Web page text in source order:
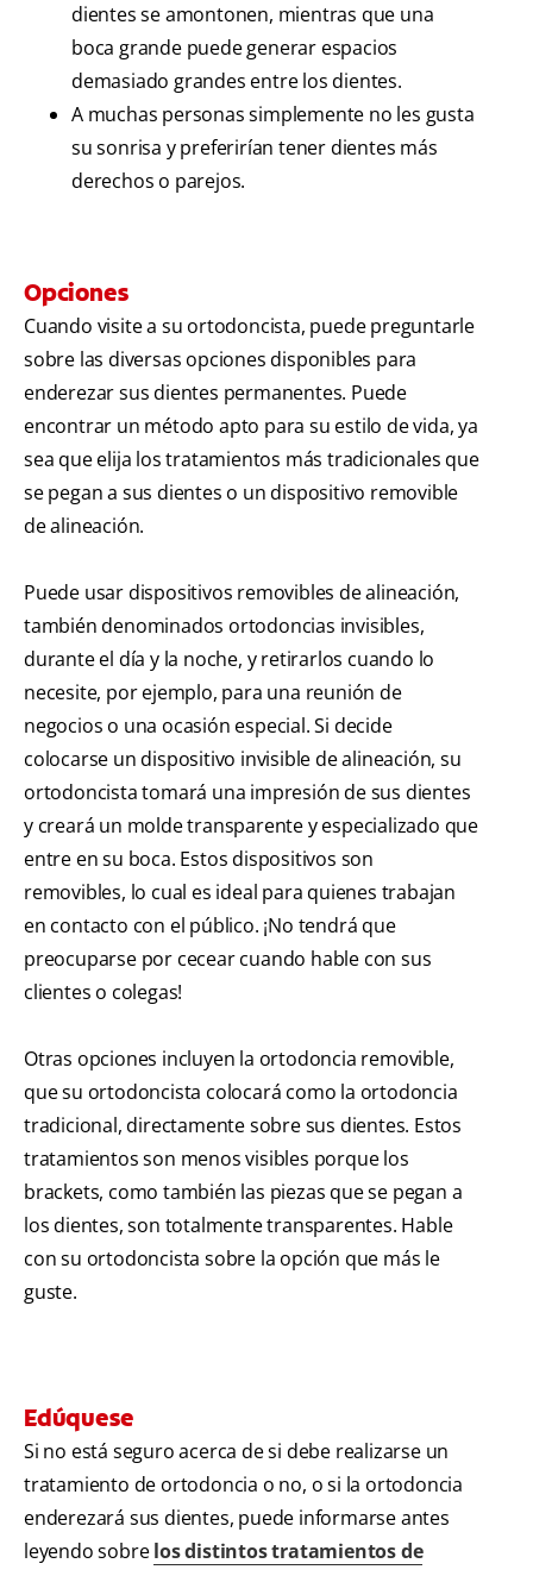
dientes se amontonen, mientras que una
boca grande puede generar espacios
demasiado grandes entre los dientes.
A muchas personas simplemente no les gusta
su sonrisa y preferirían tener dientes más
derechos o parejos.
Opciones
Cuando visite a su ortodoncista, puede preguntarle
sobre las diversas opciones disponibles para
enderezar sus dientes permanentes. Puede
encontrar un método apto para su estilo de vida, ya
sea que elija los tratamientos más tradicionales que
se pegan a sus dientes o un dispositivo removible
de alineación.
Puede usar dispositivos removibles de alineación,
también denominados ortodoncias invisibles,
durante el día y la noche, y retirarlos cuando lo
necesite, por ejemplo, para una reunión de
negocios o una ocasión especial. Si decide
colocarse un dispositivo invisible de alineación, su
ortodoncista tomará una impresión de sus dientes
y creará un molde transparente y especializado que
entre en su boca. Estos dispositivos son
removibles, lo cual es ideal para quienes trabajan
en contacto con el público. ¡No tendrá que
preocuparse por cecear cuando hable con sus
clientes o colegas!
Otras opciones incluyen la ortodoncia removible,
que su ortodoncista colocará como la ortodoncia
tradicional, directamente sobre sus dientes. Estos
tratamientos son menos visibles porque los
brackets, como también las piezas que se pegan a
los dientes, son totalmente transparentes. Hable
con su ortodoncista sobre la opción que más le
guste.
Edúquese
Si no está seguro acerca de si debe realizarse un
tratamiento de ortodoncia o no, o si la ortodoncia
enderezará sus dientes, puede informarse antes
leyendo sobrelos distintos tratamientos de